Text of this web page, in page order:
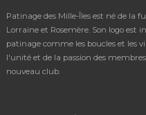
Patinage des Mille-Îles est né de la
Lorraine et Rosemère. Son logo est
patinage comme les boucles et les
l'unité et de la passion des
nouveau club.